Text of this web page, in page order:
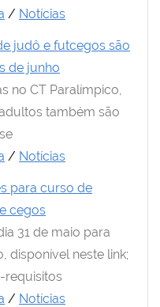
/ Notícias
judô e futcegos são
de junho
no CT Paralímpico,
também são
/ Notícias
para curso de
cegos
31 de maio para
disponível neste link;
requisitos
/ Notícias